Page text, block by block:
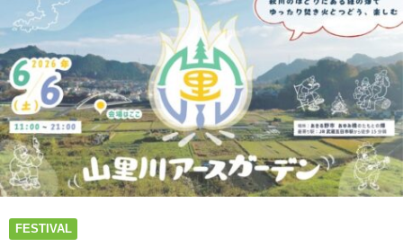
祭
｜
羅
慎
二
や
環
ROY
も
出
FESTIVAL